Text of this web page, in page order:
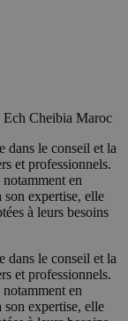
Cheibia Maroc
dans le conseil et la
et professionnels.
en
son expertise, elle
à leurs besoins
dans le conseil et la
et professionnels.
en
son expertise, elle